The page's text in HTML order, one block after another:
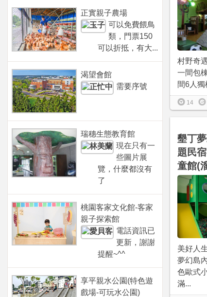
正實親子農場
可以免費餵鳥
類，門票150
可以折抵，有大...
渴望會館
需要序號
瑞穗生態教育館
現在只有一
些圖片展
覽，什麼都沒有
了
桃園客家文化館-客家
親子探索館
電話資訊已
更新，謝謝
提醒~^^
享平親水公園(特色遊
戲場-可玩水公園)
村野奇
一間包
間6人
14
墾丁
題民
童館(
美好人
夢幻島
色歐式
滿...